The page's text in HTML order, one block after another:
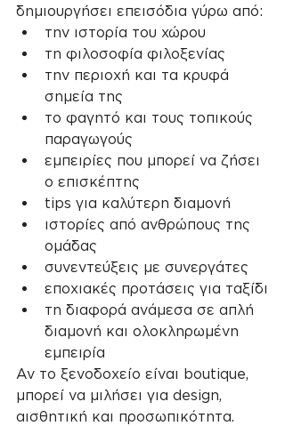
δημιουργήσει επεισόδια γύρω από:
την ιστορία του χώρου
τη φιλοσοφία φιλοξενίας
την περιοχή και τα κρυφά
σημεία της
το φαγητό και τους τοπικούς
παραγωγούς
εμπειρίες που μπορεί να ζήσει
ο επισκέπτης
tips για καλύτερη διαμονή
ιστορίες από ανθρώπους της
ομάδας
συνεντεύξεις με συνεργάτες
εποχιακές προτάσεις για ταξίδι
τη διαφορά ανάμεσα σε απλή
διαμονή και ολοκληρωμένη
εμπειρία
Αν το ξενοδοχείο είναι boutique,
μπορεί να μιλήσει για design,
αισθητική και προσωπικότητα.